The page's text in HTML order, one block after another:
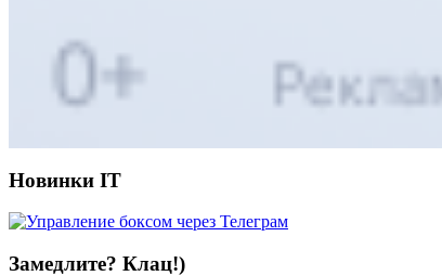
Новинки IT
Замедлите? Клац!)